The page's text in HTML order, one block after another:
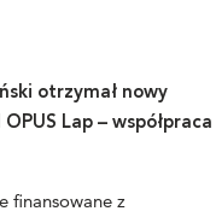
otrzymał nowy
Lap – współpraca
finansowane z